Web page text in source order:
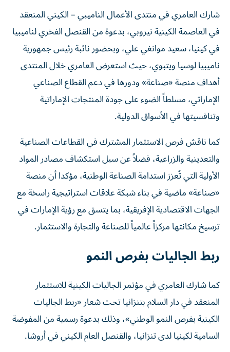
شارك العامري في منتدى الأعمال الناميبي – الكيني المنعقد
في العاصمة الكينية نيروبي، بدعوة من القنصل الفخري لناميبيا
في كينيا، سعيد موانغي علي، وبحضور نائبة رئيس جمهورية
ناميبيا لوسيا ويتبوي، حيث استعرض العامري خلال المنتدى
أهداف منصة «صناعة» ودورها في دعم القطاع الصناعي
الإماراتي، مسلطاً الضوء على جودة المنتجات الإماراتية
وتنافسيتها في الأسواق الدولية.
كما ناقش فرص الاستثمار المشترك في القطاعات الصناعية
والتعدينية والزراعية، فضلاً عن سبل استكشاف مصادر المواد
الأولية التي تُعزز استدامة الصناعة الوطنية، مؤكدا أن منصة
«صناعة» ماضية في بناء شبكة علاقات استراتيجية راسخة مع
الجهات الاقتصادية الإفريقية، بما يتسق مع رؤية الإمارات في
ترسيخ مكانتها مركزاً عالمياً للصناعة والتجارة والاستثمار.
ربط الجاليات بفرص النمو
كما شارك العامري في مؤتمر الجاليات الكينية للاستثمار
المنعقد في دار السلام بتنزانيا تحت شعار «ربط الجاليات
الكينية بفرص النمو الوطني»، وذلك بدعوة رسمية من المفوضة
السامية لكينيا لدى تنزانيا، والقنصل العام الكيني في أروشا.